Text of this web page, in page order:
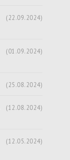
(22.09.2024)
(01.09.2024)
(25.08.2024)
(12.08.2024)
(12.05.2024)